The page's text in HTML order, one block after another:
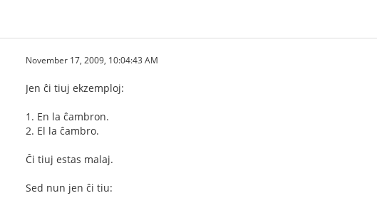
November 17, 2009, 10:04:43 AM
Jen ĉi tiuj ekzemploj:
1. En la ĉambron.
2. El la ĉambro.
Ĉi tiuj estas malaj.
Sed nun jen ĉi tiu: